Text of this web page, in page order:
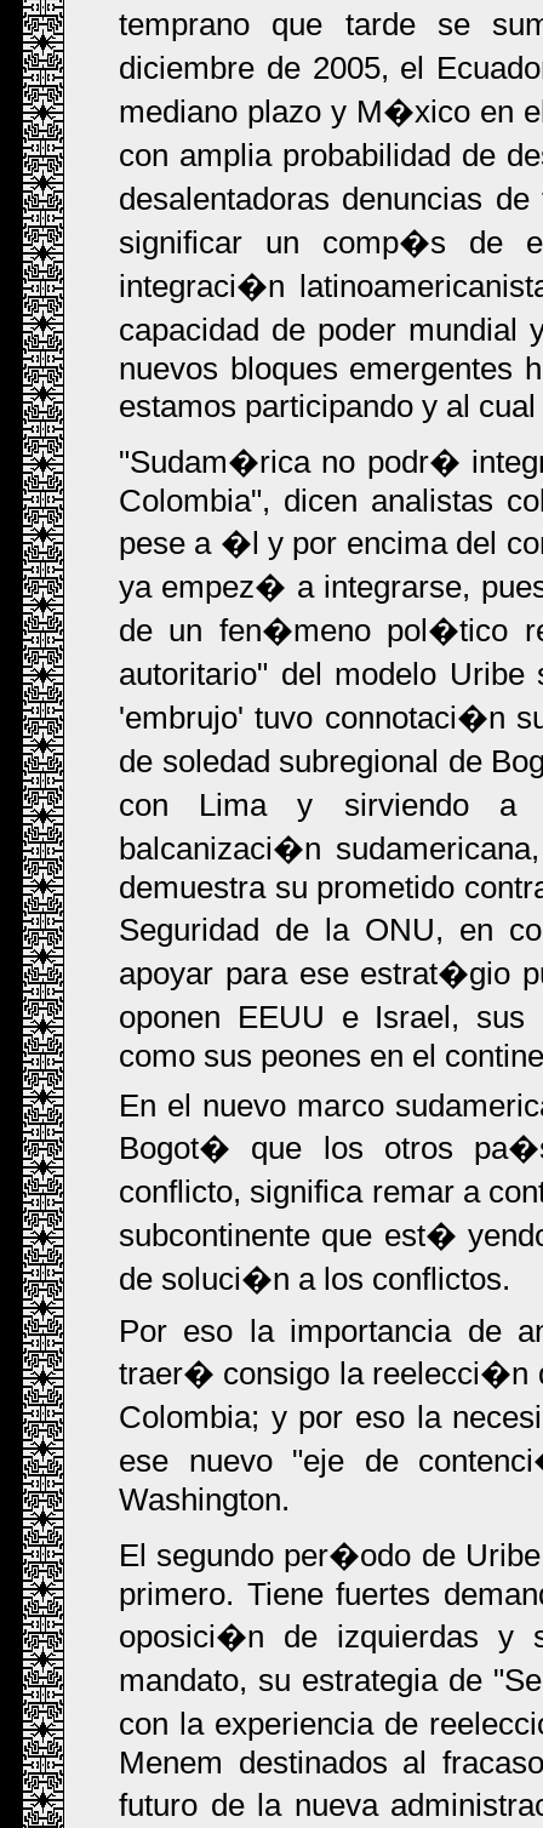
temprano que tarde se
diciembre de 2005, el
mediano plazo y M�xico en
con amplia probabilidad de
desalentadoras denuncias
significar un comp�s de
integraci�n
capacidad de poder
nuevos bloques emergentes
estamos participando y al
"Sudam�rica no podr�
Colombia", dicen analistas
pese a �l y por encima del
ya empez� a integrarse,
de un fen�meno pol�tico
autoritario" del modelo
'embrujo' tuvo connotaci�n
de soledad subregional de
con Lima y sirviendo a
balcanizaci�n
demuestra su prometido
Seguridad de la ONU, en
apoyar para ese estrat�gio
oponen EEUU e Israel,
como sus peones en el
En el nuevo marco
Bogot� que los otros
conflicto, significa remar a
subcontinente que est�
de soluci�n a los conflictos.
Por eso la importancia de
traer� consigo la reelecci�n
Colombia; y por eso la
ese nuevo "eje de
Washington.
El segundo per�odo de
primero. Tiene fuertes
oposici�n de izquierdas
mandato, su estrategia de
con la experiencia de
Menem destinados al
futuro de la nueva